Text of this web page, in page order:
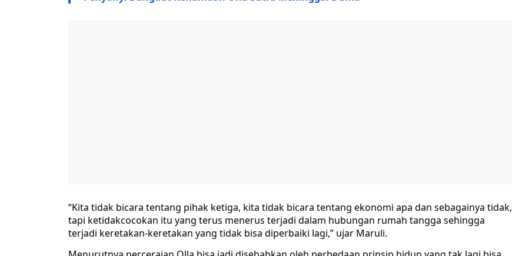
“Kita tidak bicara tentang pihak ketiga, kita tidak bicara tentang ekonomi apa dan sebagainya tidak,
tapi ketidakcocokan itu yang terus menerus terjadi dalam hubungan rumah tangga sehingga
terjadi keretakan-keretakan yang tidak bisa diperbaiki lagi,” ujar Maruli.